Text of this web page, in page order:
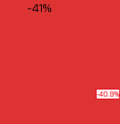
-41%
-40.9%